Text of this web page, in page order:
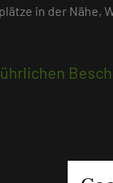
in der Nähe,